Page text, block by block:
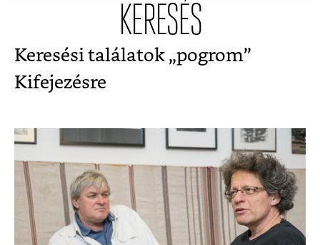
KERESÉS
Keresési találatok „pogrom”
Kifejezésre